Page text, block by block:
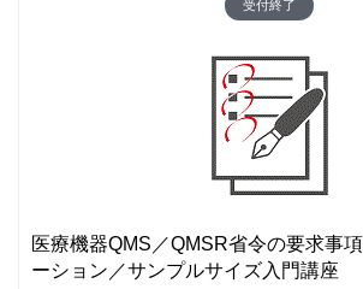
受付終了
医療機器QMS／QMSR省令の要求事
ーション／サンプルサイズ入門講座